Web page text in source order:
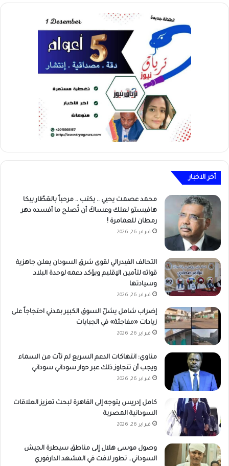
أخر الاخبار
محمد عصمت يحيي .. يكتب .. مرحباً بالعَطّار بيكا
هافيستو لعلك وعساكَ أن تُصلح ما أفسده دهر
رمطان للعمامرة !
فبراير 26, 2026
التحالف الفيدرالي لقوى شرق السودان يعلن جاهزية
قواته لتأمين الإقليم ويؤكد دعمه لوحدة البلاد
وسيادتها
فبراير 26, 2026
إضراب شامل يشلّ السوق الكبير بمدني احتجاجاً على
زيادات «مفاجئة» في الجبايات
فبراير 26, 2026
مناوي: انتهاكات الدعم السريع لم تأت من السماء
ويجب أن تتجاوز ذلك عبر حوار سوداني سوداني
فبراير 26, 2026
كامل إدريس يتوجه إلى القاهرة لبحث تعزيز العلاقات
السودانية المصرية
فبراير 26, 2026
وصول موسى هلال إلى مناطق سيطرة الجيش
السوداني.. تطور لافت في المشهد الدارفوري